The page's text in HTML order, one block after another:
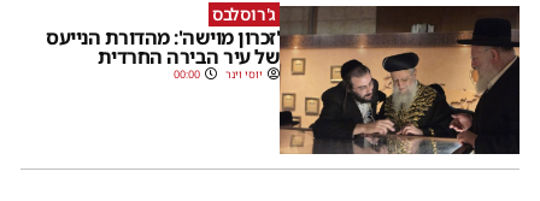
ג'רוסלבס
'זכרון מוישה': מהדורת הנייעס
של עיר הבירה החרדית
יוסי וינר 00:00